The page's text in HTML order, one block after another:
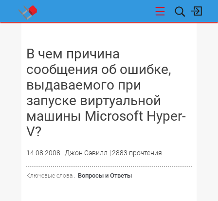
В чем причина
сообщения об ошибке,
выдаваемого при
запуске виртуальной
машины Microsoft Hyper-
V?
14.08.2008 Джон Сэвилл 2883 прочтения
Ключевые слова : Вопросы и Ответы